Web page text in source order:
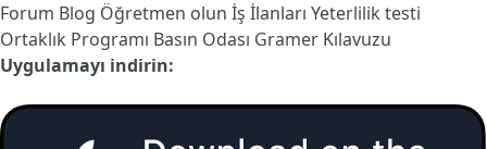
Forum Blog Öğretmen olun İş İlanları Yeterlilik testi
Ortaklık Programı Basın Odası Gramer Kılavuzu
Uygulamayı indirin: